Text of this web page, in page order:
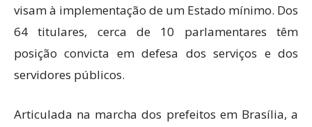
visam à implementação de um Estado mínimo. Dos
64 titulares, cerca de 10 parlamentares têm
posição convicta em defesa dos serviços e dos
servidores públicos.
Articulada na marcha dos prefeitos em Brasília, a